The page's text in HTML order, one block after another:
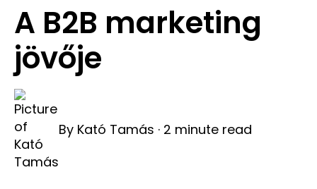
A B2B marketing
jövője
By Kató Tamás · 2 minute read